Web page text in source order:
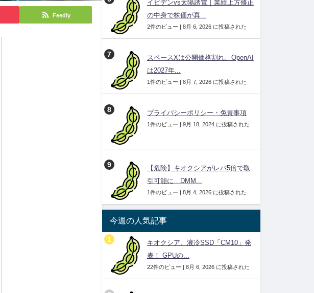
Feedly
イビデンvs太陽誘電｜業績上方修正
の中身で株価が真...
2件のビュー | 8月 6, 2026 に投稿された
スペースXは公開価格割れ、OpenAI
は2027年...
1件のビュー | 8月 7, 2026 に投稿された
プライバシーポリシー・免責事項
1件のビュー | 9月 18, 2024 に投稿された
【危険】キオクシアがレバ5倍で取
引可能に…DMM...
1件のビュー | 8月 4, 2026 に投稿された
今週の人気記事
キオクシア、液冷SSD「CM10」発
表！ GPUの...
22件のビュー | 8月 6, 2026 に投稿された